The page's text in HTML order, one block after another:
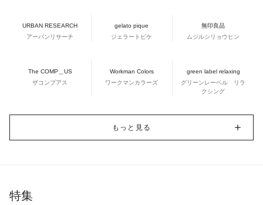
URBAN RESEARCH
アーバンリサーチ
gelato pique
ジェラートピケ
無印良品
ムジルシリョウヒン
The COMP＿US
ザコンプアス
Workman Colors
ワークマンカラーズ
green label relaxing
グリーンレーベル リラ
クシング
もっと見る
特集